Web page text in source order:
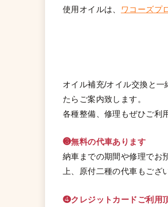
使用オイルは、
ワコーズプ
オイル補充/オイル交換と
たらご案内致します。
各種整備、修理もぜひご利
❸無料の代車あります
納車までの期間や修理でお
上、原付二種の代車もござ
❹クレジットカードご利用